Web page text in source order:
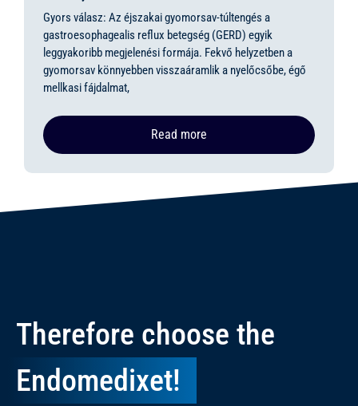
Gyors válasz: Az éjszakai gyomorsav-túltengés a
gastroesophagealis reflux betegség (GERD) egyik
leggyakoribb megjelenési formája. Fekvő helyzetben a
gyomorsav könnyebben visszaáramlik a nyelőcsőbe, égő
mellkasi fájdalmat,
Read more
Therefore choose the
Endomedixet!